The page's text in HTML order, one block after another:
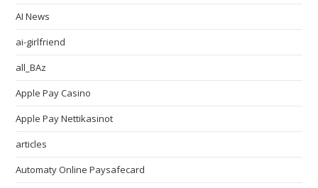
AI News
ai-girlfriend
all_BAz
Apple Pay Casino
Apple Pay Nettikasinot
articles
Automaty Online Paysafecard